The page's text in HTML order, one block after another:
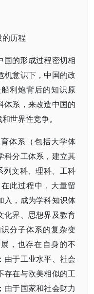
历程
国的形成过程密切相
机意识下，中国的政
利炮背后的知识原
体系，来改造中国的
世界性竞争。
体系（包括大学体
科分工体系，建立其
列文科、理科、工科
此过程中，大量留
入，成为学科知识体
化界、思想界及教育
分子体系的复杂变
，也存在自身的不
由于工业水平、社会
存在与欧美相似的工
由于国家和社会财力